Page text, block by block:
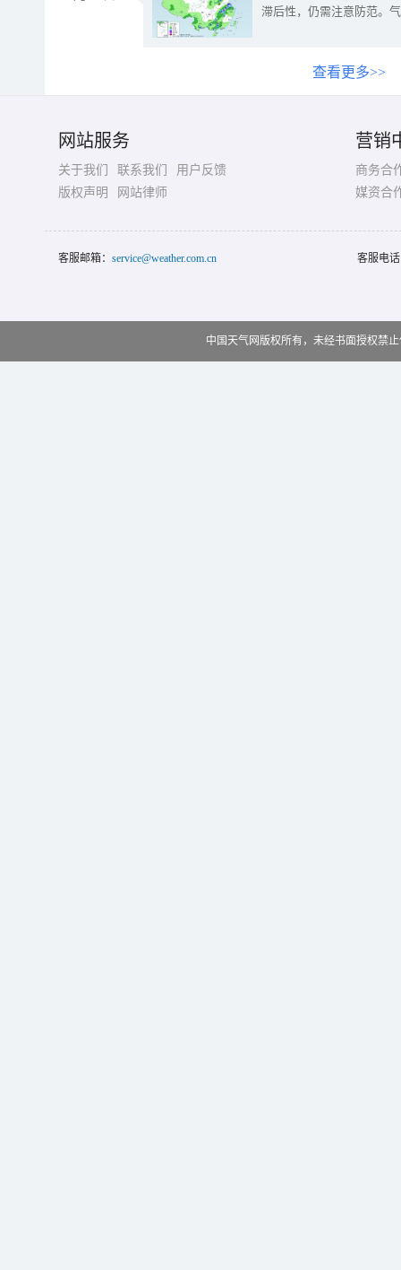
滞后性，仍需注意防范。
查看更多>>
网站服务
关于我们 联系我们
用户反馈
版权声明
网站律师
营销
商务合
媒资合
客服邮箱： service@weather.com.cn 客服电
中国天气网版权所有，未经书面授权